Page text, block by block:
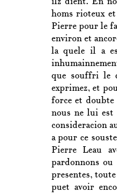
homs rioteux
Pierre pour le
environ et
la quele il a
que souffri le
exprimez, et
force et
nous ne lui est
consideracion
a pour ce
Pierre Leau
pardonnons
presentes,
puet avoir